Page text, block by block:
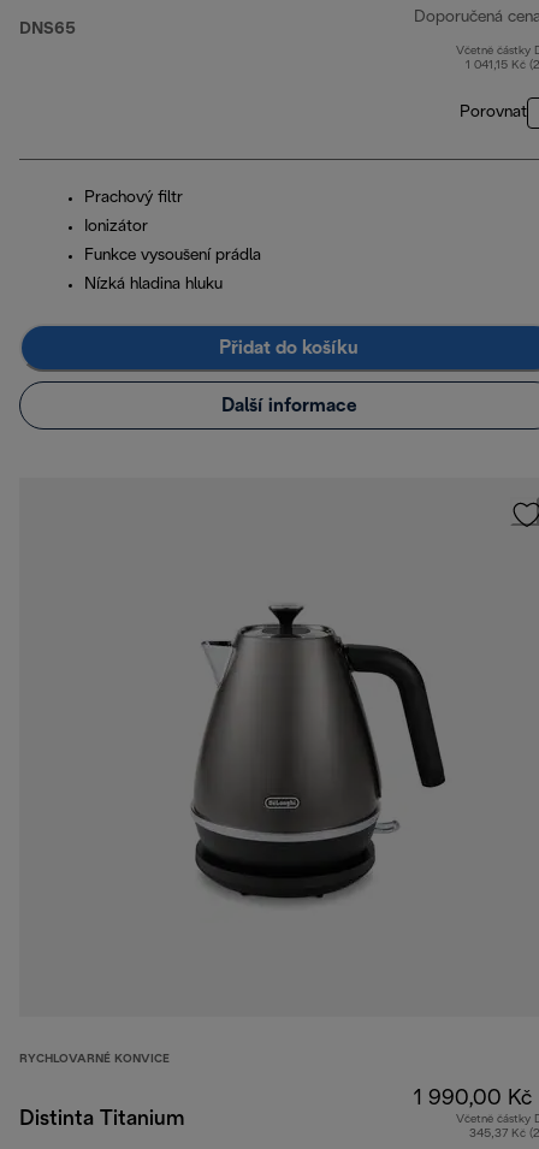
DNS65
Doporučená
Včetně částky
1 041,15 Kč
Porovnat
Prachový filtr
Ionizátor
Funkce vysoušení prádla
Nízká hladina hluku
Přidat do košíku
Další informace
RYCHLOVARNÉ KONVICE
Distinta Titanium
1 990,00 Kč
Včetně částky
345,37 Kč